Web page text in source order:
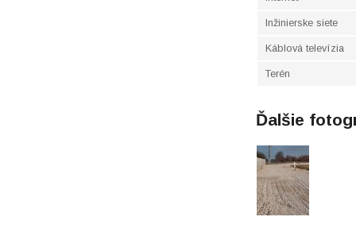
Inžinierske siete
Káblová televízia
Terén
Ďalšie